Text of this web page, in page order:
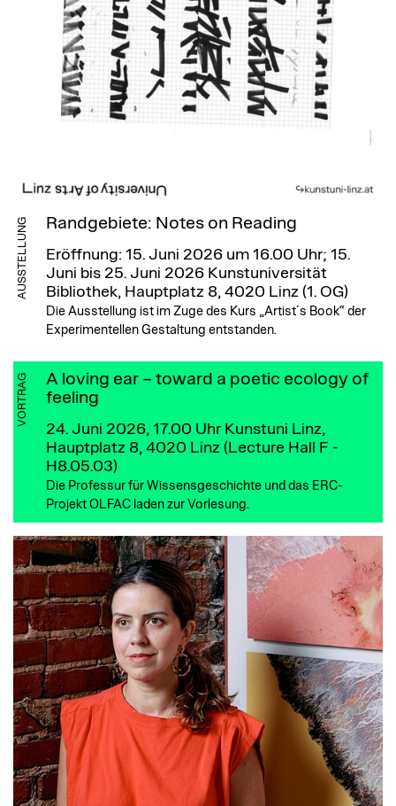
AUSSTELLUNG Randgebiete: Notes on Reading
Eröffnung: 15. Juni 2026 um 16.00 Uhr; 15.
Juni bis 25. Juni 2026 Kunstuniversität
Bibliothek, Hauptplatz 8, 4020 Linz (1. OG)
Die Ausstellung ist im Zuge des Kurs „Artist´s Book“ der
Experimentellen Gestaltung entstanden.
VORTRAG
A loving ear – toward a poetic ecology of
feeling
24. Juni 2026, 17.00 Uhr Kunstuni Linz,
Hauptplatz 8, 4020 Linz (Lecture Hall F -
H8.05.03)
Die Professur für Wissensgeschichte und das ERC-
Projekt OLFAC laden zur Vorlesung.